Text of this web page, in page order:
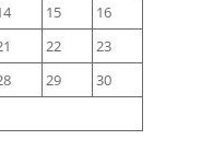
15
16
22
23
29
30